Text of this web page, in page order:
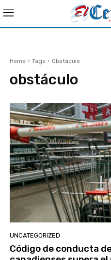
Home Tags Obstáculo
obstáculo
UNCATEGORIZED
Código de conducta